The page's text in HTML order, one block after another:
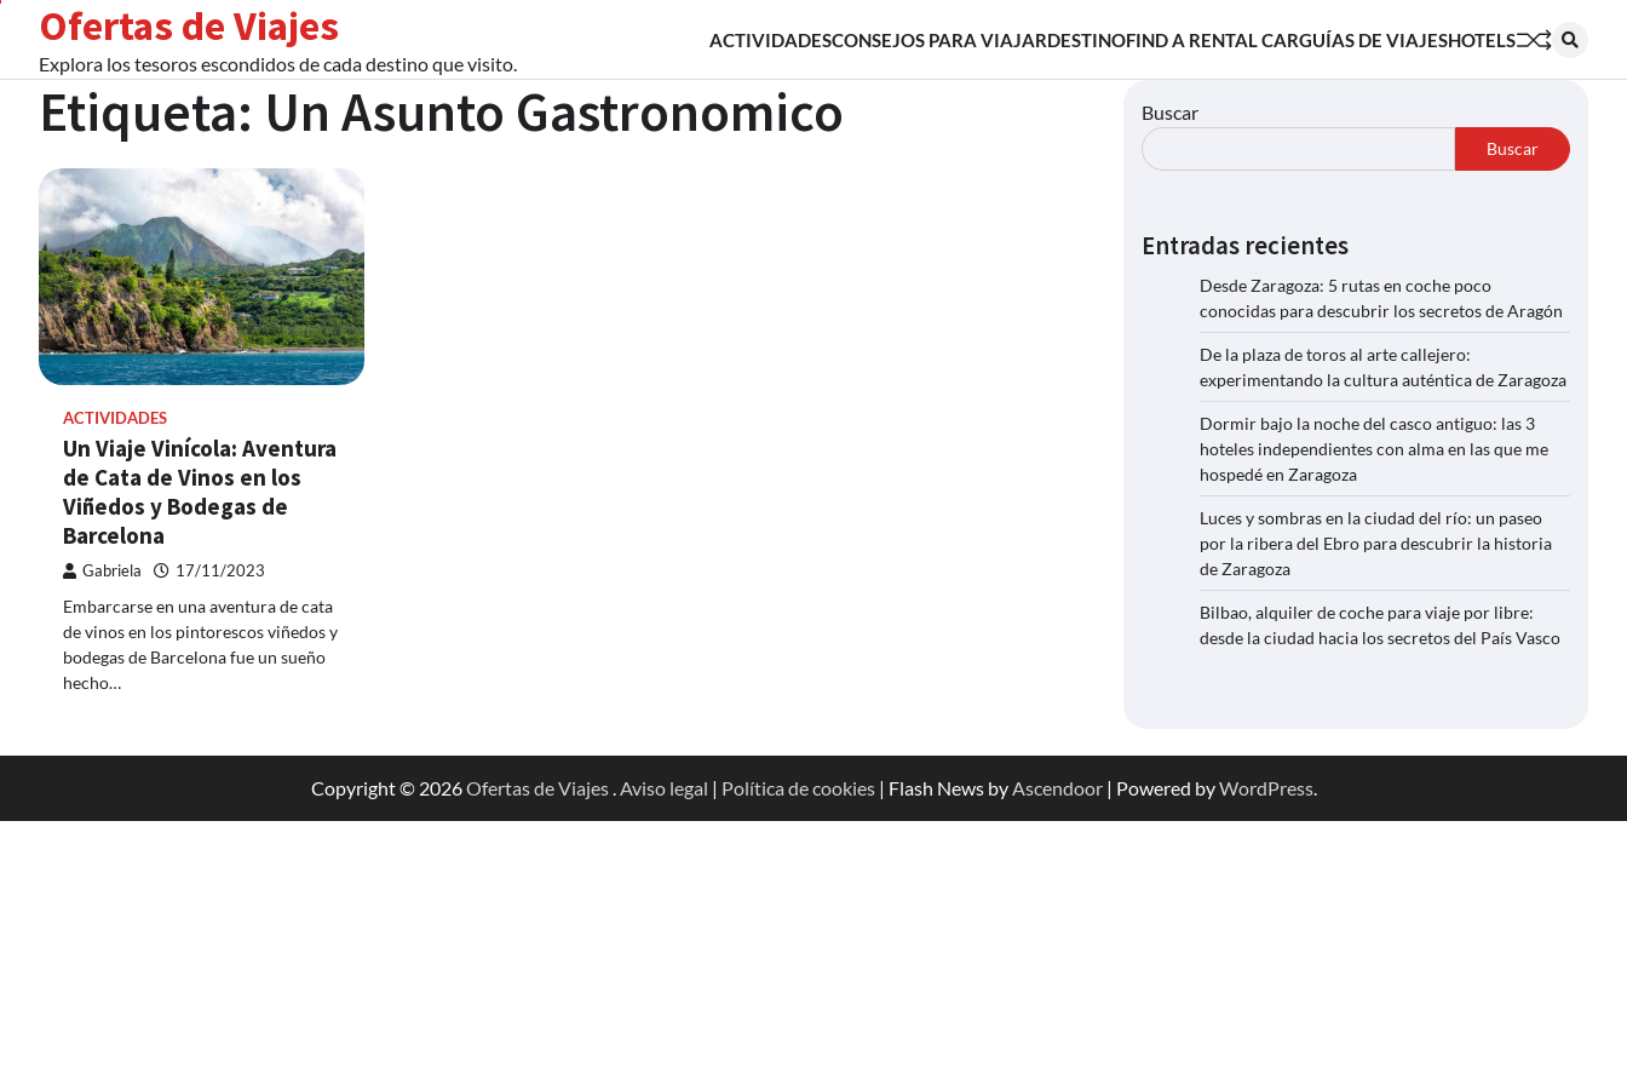
content
Ofertas de Viajes
Explora los tesoros escondidos de cada destino que visito.
ACTIVIDADESCONSEJOS PARA VIAJARDESTINOFIND A RENTAL CARGUÍAS DE VIAJESHOTELS
Etiqueta: Un Asunto Gastronomico
ACTIVIDADES
Un Viaje Vinícola: Aventura
de Cata de Vinos en los
Viñedos y Bodegas de
Barcelona
Gabriela 17/11/2023
Embarcarse en una aventura de cata
de vinos en los pintorescos viñedos y
bodegas de Barcelona fue un sueño
hecho…
Buscar
Buscar
Entradas recientes
Desde Zaragoza: 5 rutas en coche poco
conocidas para descubrir los secretos de Aragón
De la plaza de toros al arte callejero:
experimentando la cultura auténtica de Zaragoza
Dormir bajo la noche del casco antiguo: las 3
hoteles independientes con alma en las que me
hospedé en Zaragoza
Luces y sombras en la ciudad del río: un paseo
por la ribera del Ebro para descubrir la historia
de Zaragoza
Bilbao, alquiler de coche para viaje por libre:
desde la ciudad hacia los secretos del País Vasco
Copyright © 2026Ofertas de Viajes.Aviso legal | Política de cookies| Flash News byAscendoor| Powered byWordPress.